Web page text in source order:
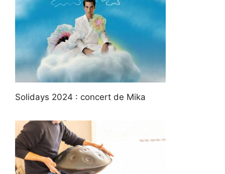
Solidays 2024 : concert de Mika